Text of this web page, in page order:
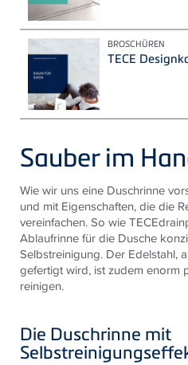
BROSCHÜREN
TECE
Sauber im
Wie wir uns eine Duschrinne
und mit Eigenschaften, die die
vereinfachen. So wie
Ablaufrinne für die Dusche
Selbstreinigung. Der Edelstahl,
gefertigt wird, ist zudem enorm
reinigen.
Die Duschrinne mit